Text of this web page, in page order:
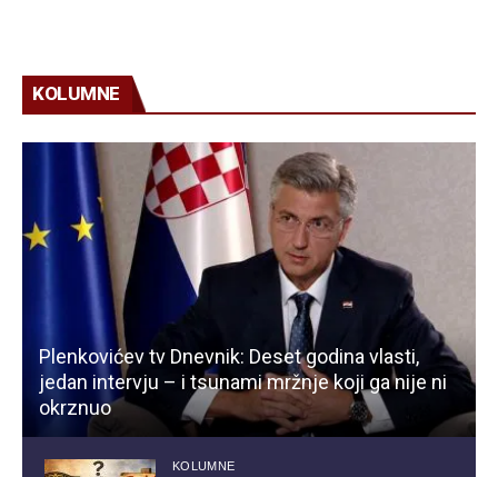
KOLUMNE
Plenkovićev tv Dnevnik: Deset godina vlasti,
jedan intervju – i tsunami mržnje koji ga nije ni
okrznuo
KOLUMNE